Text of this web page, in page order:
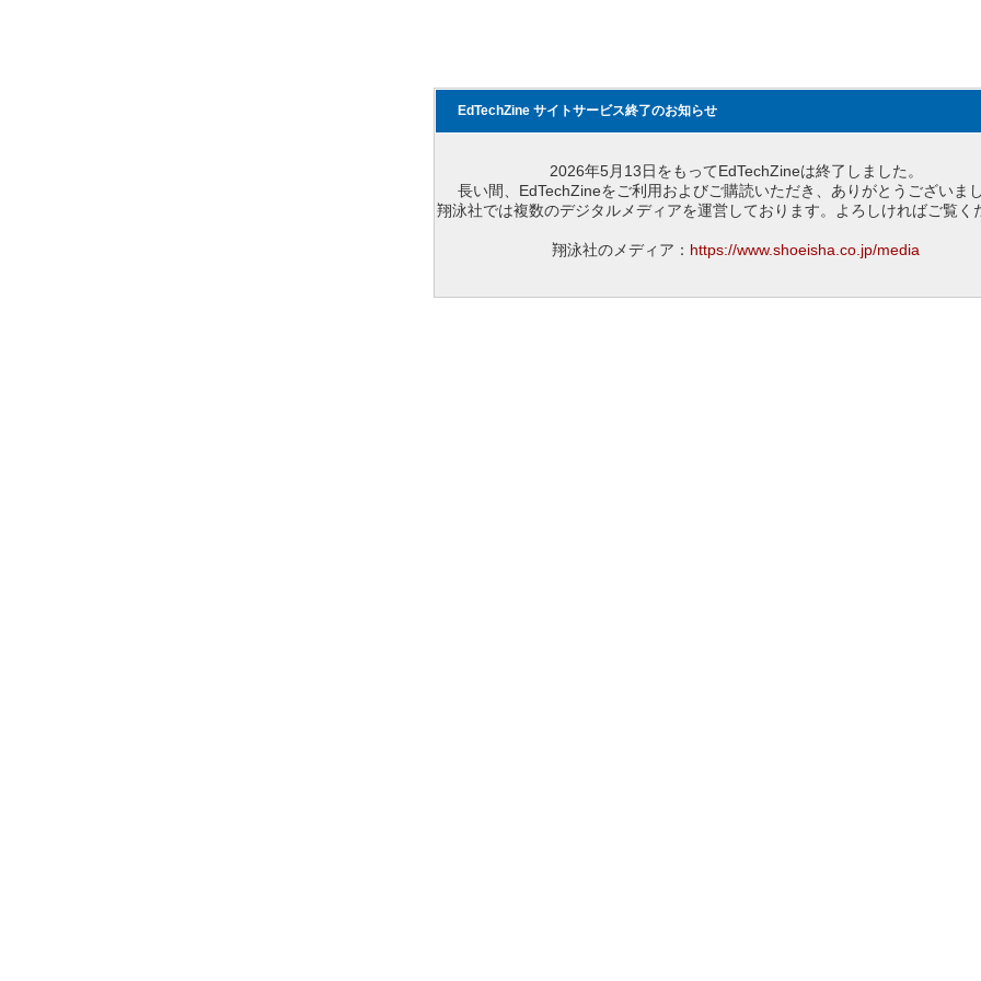
EdTechZine サイトサービス終了のお知らせ
2026年5月13日をもってEdTechZineは終了しました。
長い間、EdTechZineをご利用およびご購読いただき、ありがとうございまし
翔泳社では複数のデジタルメディアを運営しております。よろしければご覧く
翔泳社のメディア： https://www.shoeisha.co.jp/media